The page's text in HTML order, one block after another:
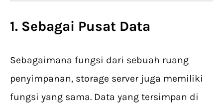
1. Sebagai Pusat Data
Sebagaimana fungsi dari sebuah ruang
penyimpanan, storage server juga memiliki
fungsi yang sama. Data yang tersimpan di